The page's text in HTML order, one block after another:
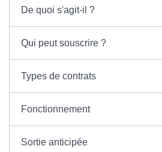
De quoi s'agit-il ?
Qui peut souscrire ?
Types de contrats
Fonctionnement
Sortie anticipée